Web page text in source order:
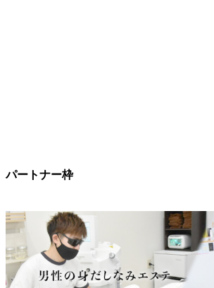
パートナー枠